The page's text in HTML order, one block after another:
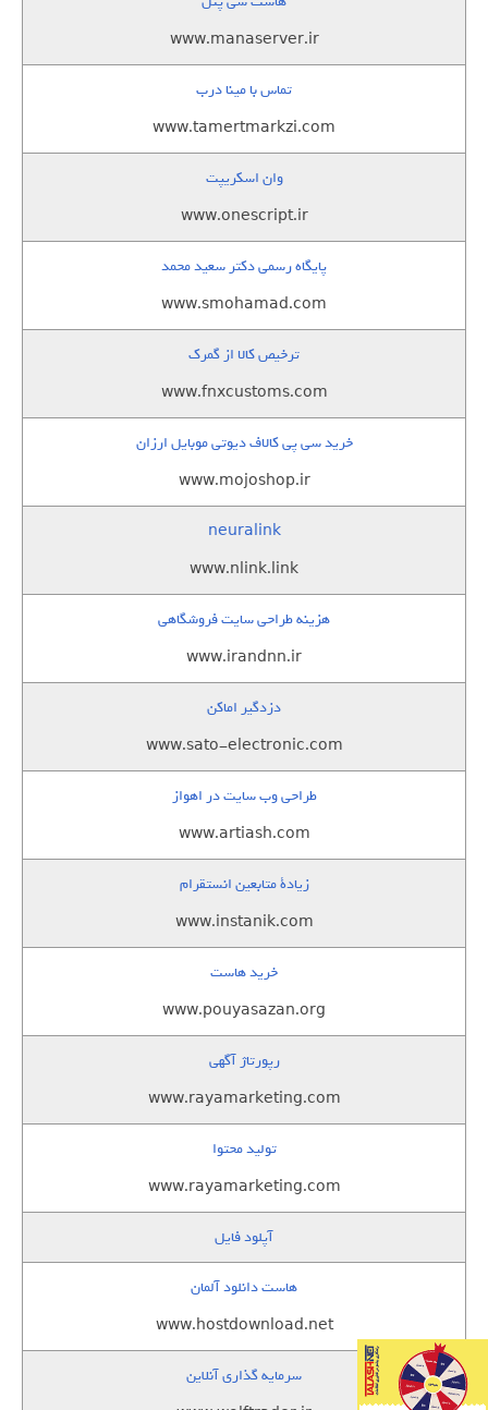
www.manaserver.ir
تماس با مینا درب
www.tamertmarkzi.com
وان اسکریپت
www.onescript.ir
پایگاه رسمی دکتر سعید محمد
www.smohamad.com
ترخیص کالا از گمرک
www.fnxcustoms.com
خرید سی پی کالاف دیوتی موبایل ارزان
www.mojoshop.ir
neuralink
www.nlink.link
هزینه طراحی سایت فروشگاهی
www.irandnn.ir
دزدگیر اماکن
www.sato-electronic.com
طراحی وب سایت در اهواز
www.artiash.com
زيادة متابعين انستقرام
www.instanik.com
خرید هاست
www.pouyasazan.org
رپورتاژ آگهی
www.rayamarketing.com
تولید محتوا
www.rayamarketing.com
آپلود فایل
هاست دانلود آلمان
www.hostdownload.net
سرمایه گذاری آنلاین